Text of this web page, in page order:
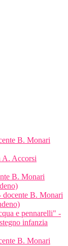
B. Monari
A. Accorsi
B. Monari
docente B. Monari
e pennarelli" -
infanzia
B. Monari